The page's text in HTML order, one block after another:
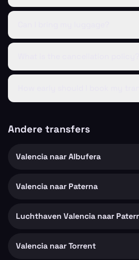
Andere transfers
Valencia naar Albufera
Valencia naar Paterna
Luchthaven Valencia naar
Valencia naar Torrent